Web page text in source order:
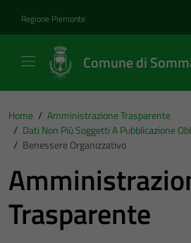
Regione Piemonte
Comune di
Home / Amministrazione Trasparente
/ Dati Non Più Soggetti A Pubblicazione
/ Benessere Organizzativo
Trasparente